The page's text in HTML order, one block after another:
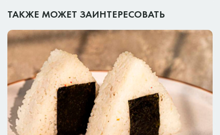
ТАКЖЕ МОЖЕТ ЗАИНТЕРЕСОВАТЬ